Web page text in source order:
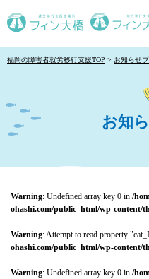
福岡の障害者就労移行支援TOP お知らせ
お知
Warning: Undefined array key 0 in /
ohashi.com/public_html/wp-content/
Warning: Attempt to read property
ohashi.com/public_html/wp-content/
Warning: Undefined array key 0 in /